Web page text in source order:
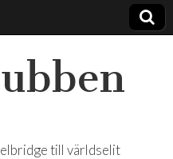
till världselit